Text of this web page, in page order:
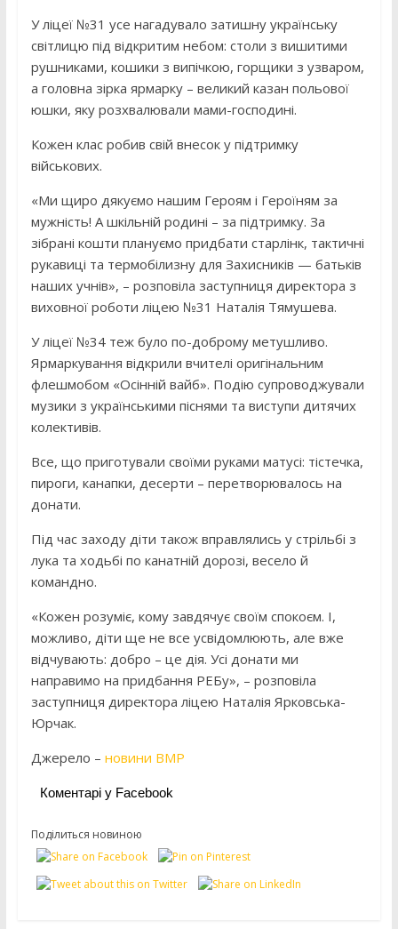
У ліцеї №31 усе нагадувало затишну українську
світлицю під відкритим небом: столи з вишитими
рушниками, кошики з випічкою, горщики з узваром,
а головна зірка ярмарку – великий казан польової
юшки, яку розхвалювали мами-господині.
Кожен клас робив свій внесок у підтримку
військових.
«Ми щиро дякуємо нашим Героям і Героїням за
мужність! А шкільній родині – за підтримку. За
зібрані кошти плануємо придбати старлінк, тактичні
рукавиці та термобілизну для Захисників — батьків
наших учнів», – розповіла заступниця директора з
виховної роботи ліцею №31 Наталія Тямушева.
У ліцеї №34 теж було по-доброму метушливо.
Ярмаркування відкрили вчителі оригінальним
флешмобом «Осінній вайб». Подію супроводжували
музики з українськими піснями та виступи дитячих
колективів.
Все, що приготували своїми руками матусі: тістечка,
пироги, канапки, десерти – перетворювалось на
донати.
Під час заходу діти також вправлялись у стрільбі з
лука та ходьбі по канатній дорозі, весело й
командно.
«Кожен розуміє, кому завдячує своїм спокоєм. І,
можливо, діти ще не все усвідомлюють, але вже
відчувають: добро – це дія. Усі донати ми
направимо на придбання РЕБу», – розповіла
заступниця директора ліцею Наталія Ярковська-
Юрчак.
Джерело – новини ВМР
Коментарі у Facebook
Поділиться новиною